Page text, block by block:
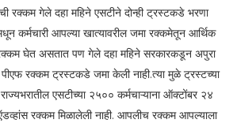
रक्कम गेले दहा महिने एसटीने दोन्ही ट्रस्टकडे भरणा
कर्मचारी आपल्या खात्यावरील जमा रक्कमेतून आर्थिक
घेत असतात पण गेले दहा महिने सरकारकडून अपुरा
रक्कम ट्रस्टकडे जमा केली नाही.त्या मुळे ट्रस्टच्या
एसटीच्या २५०० कर्मचाऱ्याना ऑक्टोंबर २४
रक्कम मिळालेली नाही. आपलीच रक्कम आपल्याला